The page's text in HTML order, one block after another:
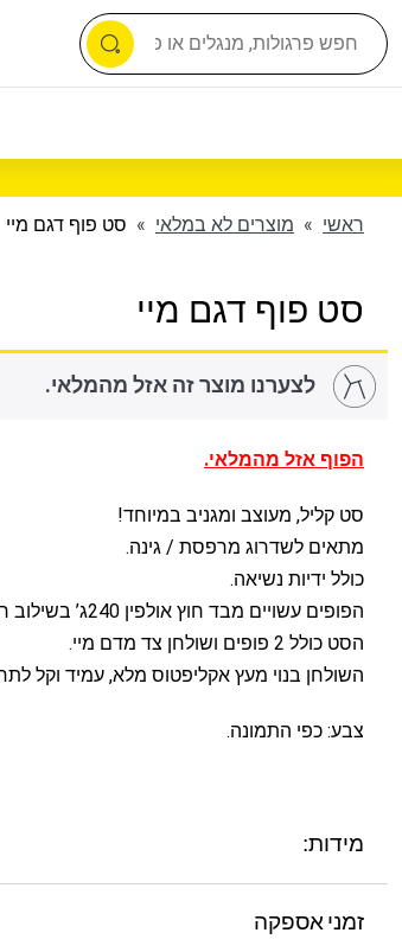
ראשי » מוצרים לא במלאי » סט פוף דגם מיי
סט פוף דגם מיי
לצערנו מוצר זה אזל מהמלאי.
הפוף אזל מהמלאי.
סט קליל, מעוצב ומגניב במיוחד!
מתאים לשדרוג מרפסת / גינה.
כולל ידיות נשיאה.
הפופים עשויים מבד חוץ אולפין 240ג’ בשילוב רוכסן YKK.
הסט כולל 2 פופים ושולחן צד מדם מיי.
השולחן בנוי מעץ אקליפטוס מלא, עמיד וקל
צבע: כפי התמונה.
מידות:
זמני אספקה